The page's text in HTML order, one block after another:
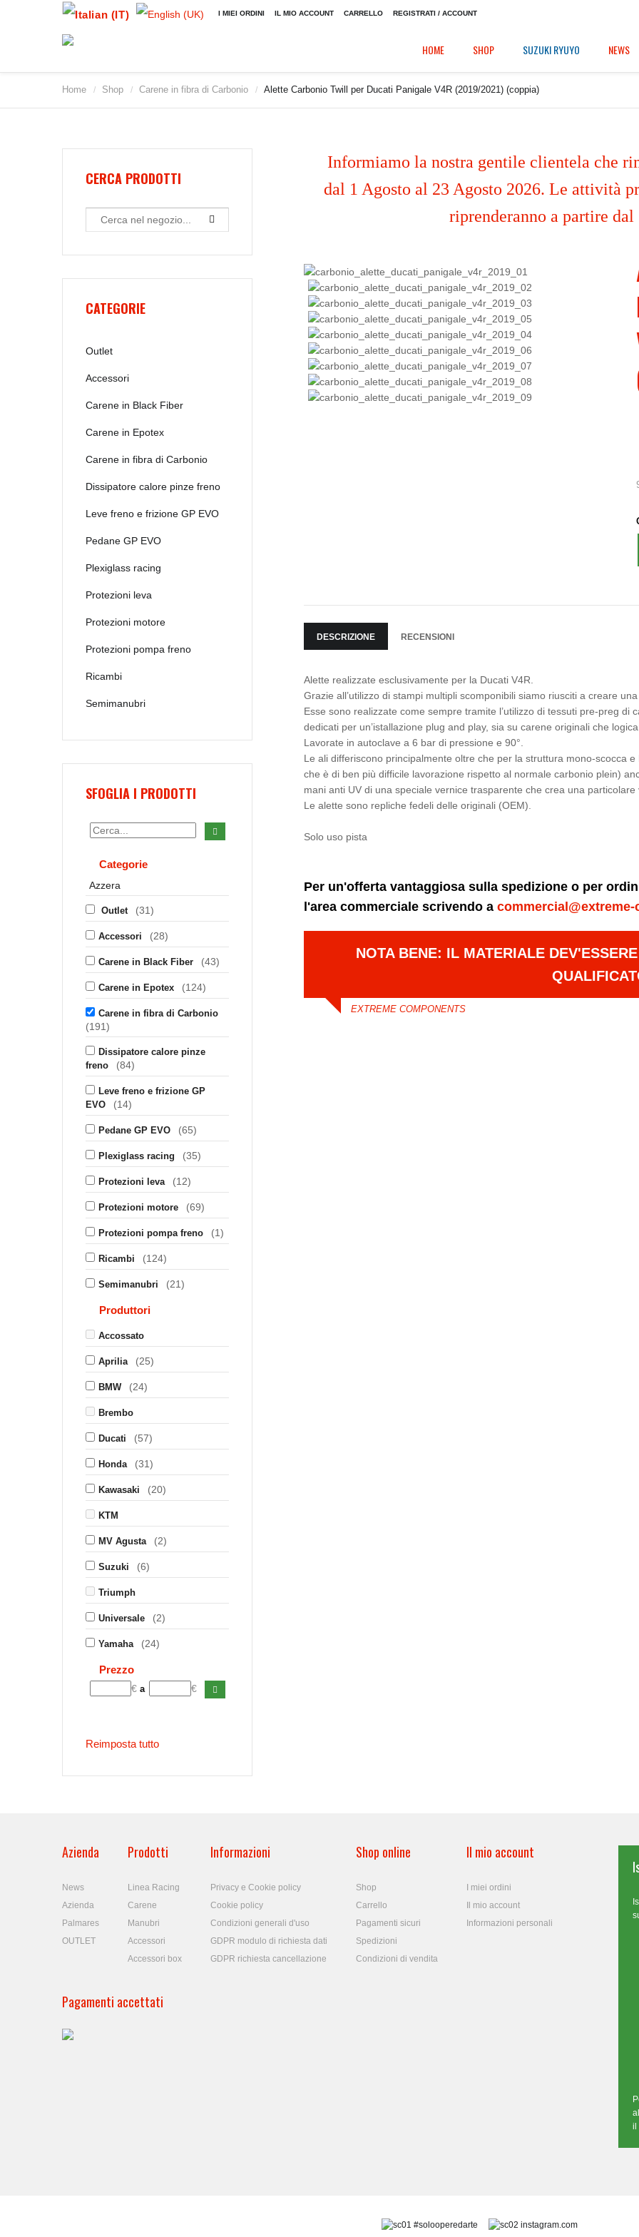
I MIEI ORDINI IL MIO ACCOUNT CARRELLO REGISTRATI / ACCOUNT
HOME SHOP SUZUKI RYUYO NEWS
Home / Shop / Carene in fibra di Carbonio / Alette Carbonio Twill per Ducati Panigale V4R (2019/2021) (coppia)
Informiamo la nostra gentile clientela che
dal 1 Agosto al 23 Agosto 2026. Le attività
riprenderanno a partire
DESCRIZIONE RECENSIONI
Alette realizzate esclusivamente per la Ducati V4R.
Grazie all’utilizzo di stampi multipli scomponibili siamo riusciti a creare
Esse sono realizzate come sempre tramite l’utilizzo di tessuti pre-preg
dedicati per un’istallazione plug and play, sia su carene originali che
Lavorate in autoclave a 6 bar di pressione e 90°.
Le ali differiscono principalmente oltre che per la struttura mono-scocca
che è di ben più difficile lavorazione rispetto al normale carbonio plein)
mani anti UV di una speciale vernice trasparente che crea una
Le alette sono repliche fedeli delle originali (OEM).
Solo uso pista
Per un'offerta vantaggiosa sulla spedizione o per
l'area commerciale scrivendo a
NOTA BENE: IL MATERIALE
EXTREME COMPONENTS
CERCA PRODOTTI
CATEGORIE
Outlet
Accessori
Carene in Black Fiber
Carene in Epotex
Carene in fibra di Carbonio
Dissipatore calore pinze freno
Leve freno e frizione GP EVO
Pedane GP EVO
Plexiglass racing
Protezioni leva
Protezioni motore
Protezioni pompa freno
Ricambi
Semimanubri
SFOGLIA I PRODOTTI
Categorie
Azzera
Outlet (31)
Accessori (28)
Carene in Black Fiber (43)
Carene in Epotex (124)
Carene in fibra di Carbonio
(191)
Dissipatore calore pinze
freno
(84)
Leve freno e frizione GP
EVO
(14)
Pedane GP EVO (65)
Plexiglass racing (35)
Protezioni leva (12)
Protezioni motore (69)
Protezioni pompa freno (1)
Ricambi (124)
Semimanubri (21)
Produttori
Accossato
Aprilia (25)
BMW (24)
Brembo
Ducati (57)
Honda (31)
Kawasaki (20)
KTM
MV Agusta (2)
Suzuki (6)
Triumph
Universale (2)
Yamaha (24)
Prezzo
€a €
Reimposta tutto
Azienda
News
Azienda
Palmares
OUTLET
Prodotti
Linea Racing
Carene
Manubri
Accessori
Accessori box
Informazioni
Privacy e Cookie policy
Cookie policy
Condizioni generali d'uso
GDPR modulo di richiesta dati
GDPR richiesta cancellazione
Shop online
Shop
Carrello
Pagamenti sicuri
Spedizioni
Condizioni di vendita
Il mio account
I miei ordini
Il mio account
Informazioni personali
Pagamenti accettati
il
#solooperedarte instagram.com